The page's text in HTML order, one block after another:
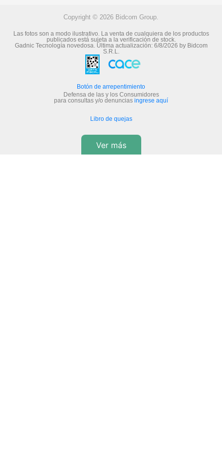
Copyright © 2026 Bidcom Group.
Las fotos son a modo ilustrativo. La venta de cualquiera de los productos
publicados está sujeta a la verificación de stock.
Gadnic Tecnología novedosa.Última actualización: 6/8/2026 by Bidcom
S.R.L.
Botón de arrepentimiento
Defensa de las y los Consumidores
para consultas y/o denuncias ingrese aquí
Libro de quejas
Ver más